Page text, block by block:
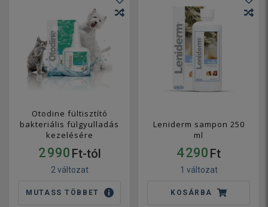
Otodine fültisztító
bakteriális fülgyulladás
kezelésére
2 990 Ft-tól
2 változat
MUTASS TÖBBET
Leniderm sampon 250
ml
4 290 Ft
1 változat
KOSÁRBA